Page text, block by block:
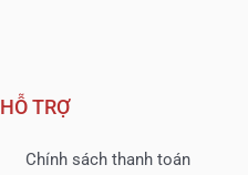
HỖ TRỢ
Chính sách thanh toán